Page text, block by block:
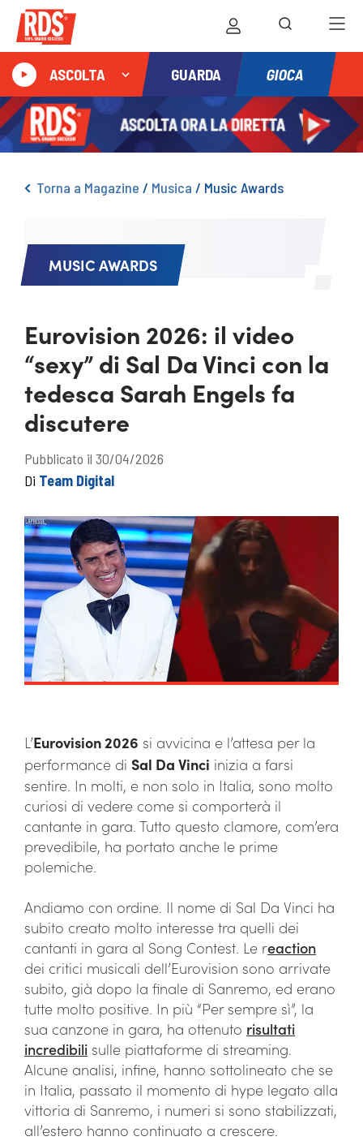
ASCOLTA GUARDA GIOCA
Torna a Magazine / Musica / Music Awards
MUSIC AWARDS
Eurovision 2026: il video
“sexy” di Sal Da Vinci con la
tedesca Sarah Engels fa
discutere
Pubblicato il 30/04/2026
Di Team Digital
L’Eurovision 2026 si avvicina e l’attesa per la
performance di Sal Da Vinci inizia a farsi
sentire. In molti, e non solo in Italia, sono molto
curiosi di vedere come si comporterà il
cantante in gara. Tutto questo clamore, com’era
prevedibile, ha portato anche le prime
polemiche.
Andiamo con ordine. Il nome di Sal Da Vinci ha
subito creato molto interesse tra quelli dei
cantanti in gara al Song Contest. Le reaction
dei critici musicali dell’Eurovision sono arrivate
subito, già dopo la finale di Sanremo, ed erano
tutte molto positive. In più “Per sempre sì”, la
sua canzone in gara, ha ottenuto risultati
incredibili sulle piattaforme di streaming.
Alcune analisi, infine, hanno sottolineato che se
in Italia, passato il momento di hype legato alla
vittoria di Sanremo, i numeri si sono stabilizzati,
all’estero hanno continuato a crescere.